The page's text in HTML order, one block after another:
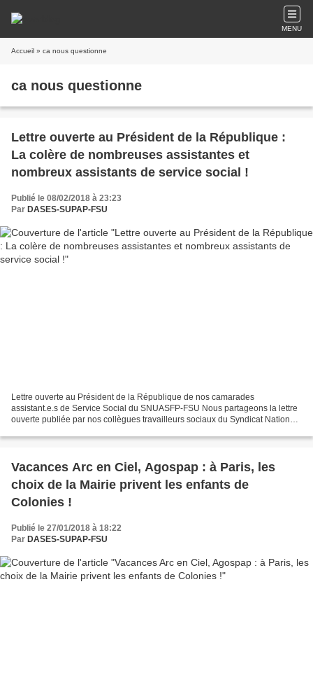
MENU
Accueil » ca nous questionne
ca nous questionne
Lettre ouverte au Président de la République :
La colère de nombreuses assistantes et
nombreux assistants de service social !
Publié le 08/02/2018 à 23:23
Par DASES-SUPAP-FSU
Lettre ouverte au Président de la République de nos camarades
assistant.e.s de Service Social du SNUASFP-FSU Nous partageons la lettre
ouverte publiée par nos collègues travailleurs sociaux du Syndicat National
Vacances Arc en Ciel, Agospap : à Paris, les
choix de la Mairie privent les enfants de
Colonies !
Publié le 27/01/2018 à 18:22
Par DASES-SUPAP-FSU